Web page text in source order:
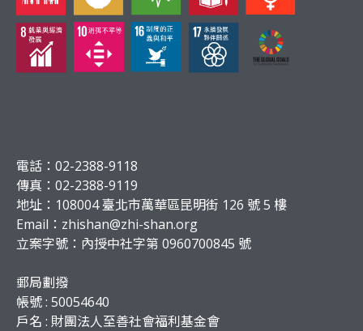
電話：02-2388-9118
傳真：02-2388-9119
地址：108004 臺北市萬華區昆明街 126 號 5 樓
Email： zhishan@zhi-shan.org
立案字號：內授中社字第 0960700845 號
郵局劃撥
帳號 : 50054640
戶名 : 財團法人至善社會福利基金會